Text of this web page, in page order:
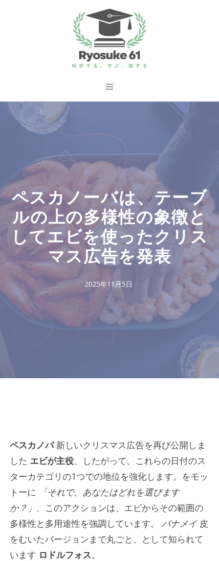
ス
メ
ペスカノーバは、テーブ
ルの上の多様性の象徴と
してエビを使ったクリス
マス広告を発表
2025年11月5日
ペスカノバ新しいクリスマス広告を再び公開しま
した エビが主役、したがって、これらの日付のス
ターカテゴリの1つでの地位を強化します。をモッ
トーに
「それで、あなたはどれを選びます
か？」 、このアクションは、エビからその範囲の
多様性と多用途性を強調しています。 バナメイ 皮
をむいたバージョンまで丸ごと、として知られて
います ロドルフォス。